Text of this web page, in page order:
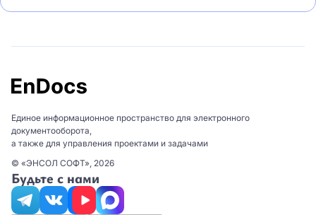
Единое информационное пространство для электронного
документооборота,
а также для управления проектами и задачами
© «ЭНСОЛ СОФТ», 2026
Будьте с нами